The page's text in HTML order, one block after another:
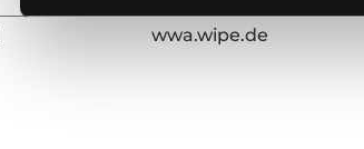
wwa.wipe.de